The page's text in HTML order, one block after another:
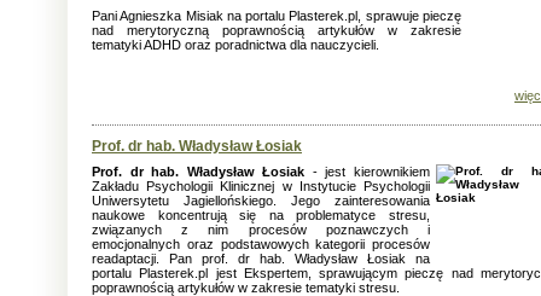
Pani Agnieszka Misiak na portalu Plasterek.pl, sprawuje pieczę
nad merytoryczną poprawnością artykułów w zakresie
tematyki ADHD oraz poradnictwa dla nauczycieli.
Prof. dr hab. Władysław Łosiak
Prof. dr hab. Władysław Łosiak - jest kierownikiem
Zakładu Psychologii Klinicznej w Instytucie Psychologii
Uniwersytetu Jagiellońskiego. Jego zainteresowania
naukowe koncentrują się na problematyce stresu,
związanych z nim procesów poznawczych i
emocjonalnych oraz podstawowych kategorii procesów
readaptacji. Pan prof. dr hab. Władysław Łosiak na
portalu Plasterek.pl jest Ekspertem, sprawującym pieczę nad
poprawnością artykułów w zakresie tematyki stresu.